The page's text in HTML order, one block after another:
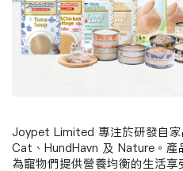
Joypet Limited 專注於研發自
Cat 、 HundHavn 及 Nature 。
為寵物們提供營養均衡的生活